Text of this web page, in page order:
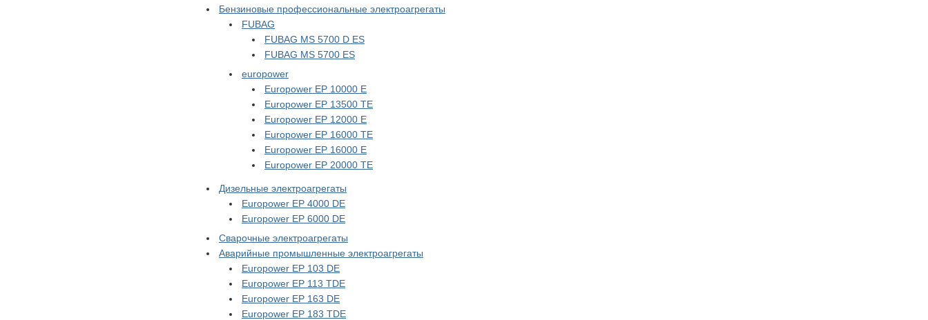
Бензиновые профессиональные электроагрегаты
FUBAG
FUBAG MS 5700 D ES
FUBAG MS 5700 ES
europower
Europower EP 10000 Е
Europower EP 13500 ТЕ
Europower EP 12000 Е
Europower ЕР 16000 ТЕ
Europower EP 16000 E
Europower EP 20000 TE
Дизельные электроагрегаты
Europower EP 4000 DE
Europower EP 6000 DE
Сварочные электроагрегаты
Аварийные промышленные электроагрегаты
Europower EP 103 DE
Europower EP 113 TDE
Europower EP 163 DE
Europower EP 183 TDE